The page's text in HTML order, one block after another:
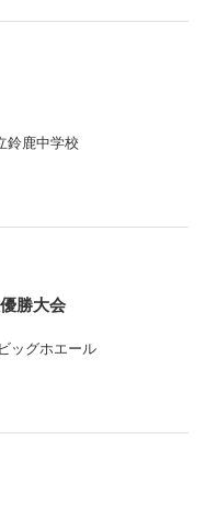
鈴鹿中学校
勝大会
ッグホエール